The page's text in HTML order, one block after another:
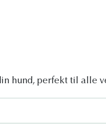
hund, perfekt til alle